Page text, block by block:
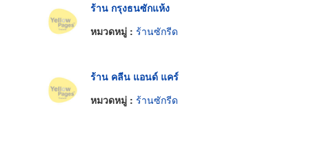
ร้าน กรุงธนซักแห้ง
หมวดหมู่ : ร้านซักรีด
ร้าน คลีน แอนด์ แคร์
หมวดหมู่ : ร้านซักรีด